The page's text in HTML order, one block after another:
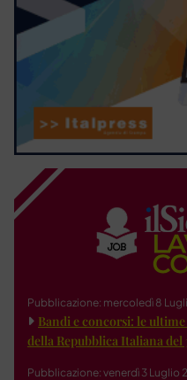
Pubblicazione: mercoledì 8
Bandi e concorsi: le
della Repubblica Italiana del
Pubblicazione: venerdì 3 Luglio